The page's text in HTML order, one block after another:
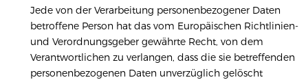
Jede von der Verarbeitung personenbezogener Daten
betroffene Person hat das vom Europäischen Richtlinien-
und Verordnungsgeber gewährte Recht, von dem
Verantwortlichen zu verlangen, dass die sie betreffenden
personenbezogenen Daten unverzüglich gelöscht